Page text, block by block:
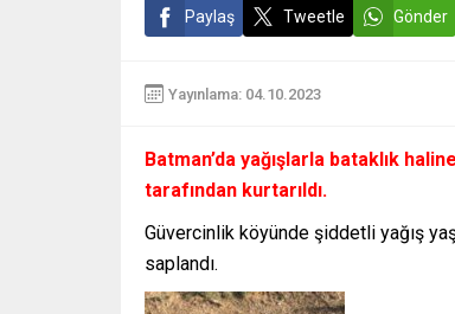
Paylaş Tweetle Gönder
Yayınlama: 04.10.2023
Batman’da yağışlarla bataklık
tarafından kurtarıldı.
Güvercinlik köyünde şiddetli yağış
saplandı.